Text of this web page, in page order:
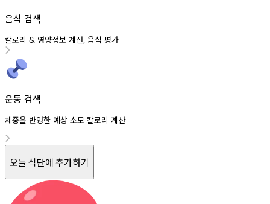
음식 검색
칼로리 & 영양정보 계산, 음식 평가
운동 검색
체중을 반영한 예상 소모 칼로리 계산
오늘 식단에 추가하기